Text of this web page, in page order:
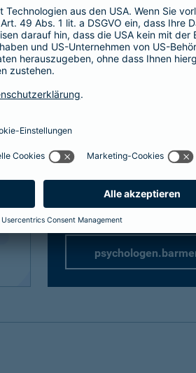
Psychologen
Exklusive Tarife zu
Privathaftpflicht
speziell